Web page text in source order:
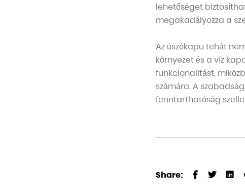
lehetőséget
megakadályozza a
Az úszókapu tehát
környezet és a víz
funkcionalitást,
számára. A
fenntarthatóság
Share: